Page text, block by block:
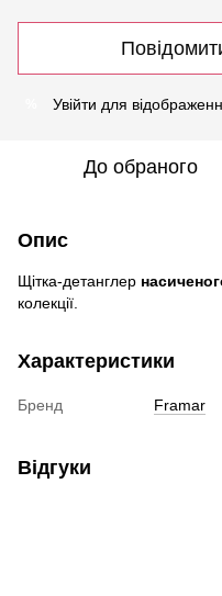
Увійти для
До обраного
Опис
Щітка-детанглер
колекції.
Характеристики
Бренд Framar
Відгуки